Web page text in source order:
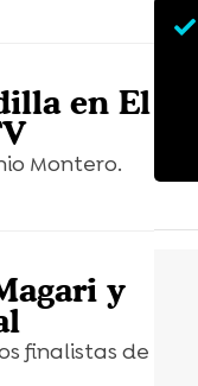
Canción ganadora de Eurovisión 2026: DARA con "Bangaranga" por Bulgaria
en El
Montero.
y
finalistas de